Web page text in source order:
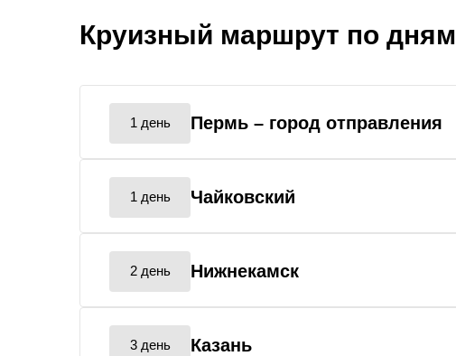
Круизный маршрут по дням
1 день Пермь – город отправления
1 день Чайковский
2 день Нижнекамск
3 день Казань